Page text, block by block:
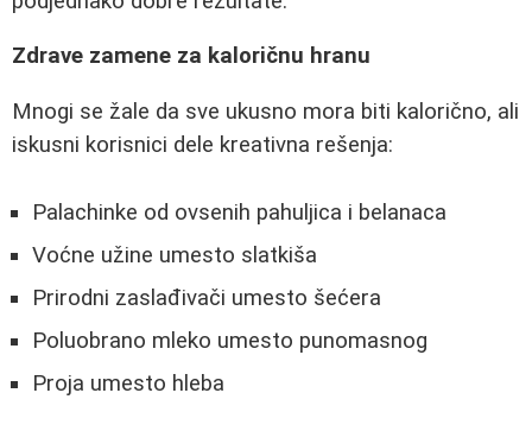
Zdrave zamene za kaloričnu hranu
Mnogi se žale da sve ukusno mora biti kalorično, ali
iskusni korisnici dele kreativna rešenja:
Palachinke od ovsenih pahuljica i belanaca
Voćne užine umesto slatkiša
Prirodni zaslađivači umesto šećera
Poluobrano mleko umesto punomasnog
Proja umesto hleba